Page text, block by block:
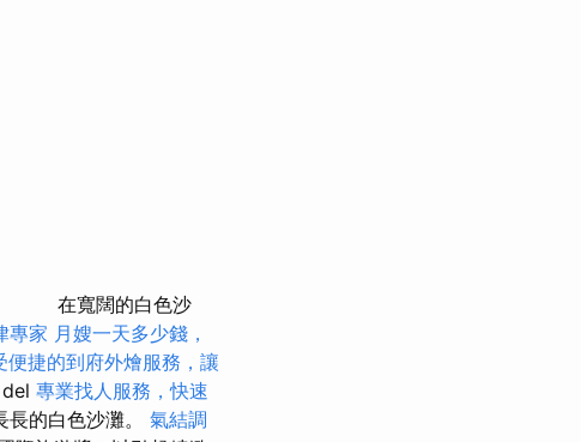
在寬闊的白色沙
專家 月嫂一天多少錢，
便捷的到府外燴服務，讓
del 專業找人服務，快速
的白色沙灘。 氣結調